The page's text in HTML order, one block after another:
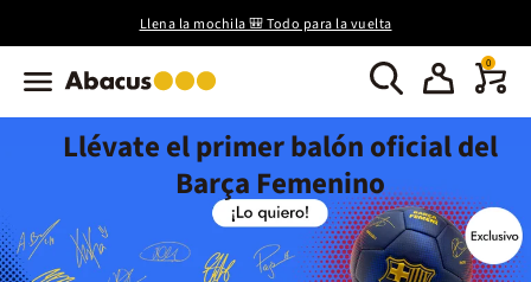
Llena la mochila 🎒 Todo para la vuelta
0
Llévate el primer balón oficial del
Barça Femenino